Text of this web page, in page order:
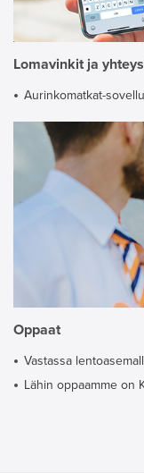
Lomavinkit ja
Aurinkomatkat-
Oppaat
Vastassa
Lähin oppaamme on